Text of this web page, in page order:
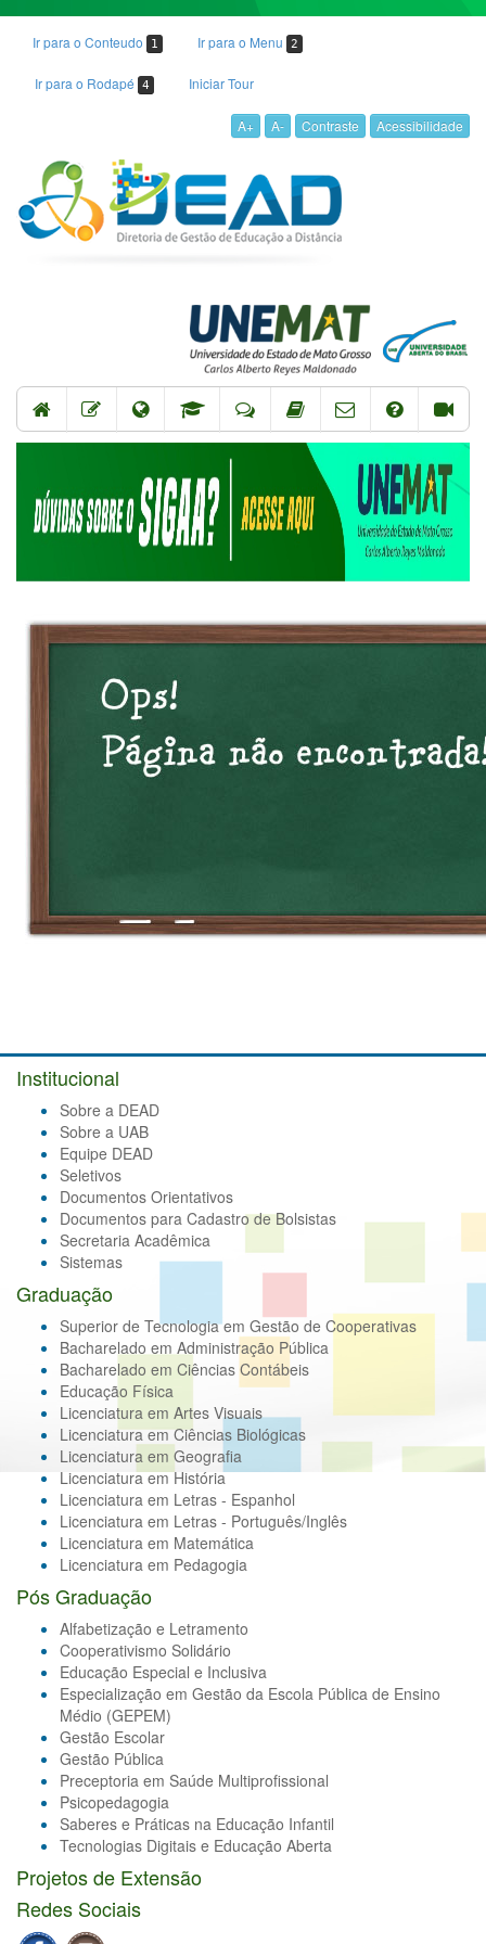
Ir para o Conteudo 1 Ir para o Menu 2
Ir para o Rodapé 4 Iniciar Tour
A+ A- Contraste Acessibilidade
Institucional
Sobre a DEAD
Sobre a UAB
Equipe DEAD
Seletivos
Documentos Orientativos
Documentos para Cadastro de Bolsistas
Secretaria Acadêmica
Sistemas
Graduação
Superior de Tecnologia em Gestão de Cooperativas
Bacharelado em Administração Pública
Bacharelado em Ciências Contábeis
Educação Física
Licenciatura em Artes Visuais
Licenciatura em Ciências Biológicas
Licenciatura em Geografia
Licenciatura em História
Licenciatura em Letras - Espanhol
Licenciatura em Letras - Português/Inglês
Licenciatura em Matemática
Licenciatura em Pedagogia
Pós Graduação
Alfabetização e Letramento
Cooperativismo Solidário
Educação Especial e Inclusiva
Especialização em Gestão da Escola Pública de Ensino
Médio (GEPEM)
Gestão Escolar
Gestão Pública
Preceptoria em Saúde Multiprofissional
Psicopedagogia
Saberes e Práticas na Educação Infantil
Tecnologias Digitais e Educação Aberta
Projetos de Extensão
Redes Sociais